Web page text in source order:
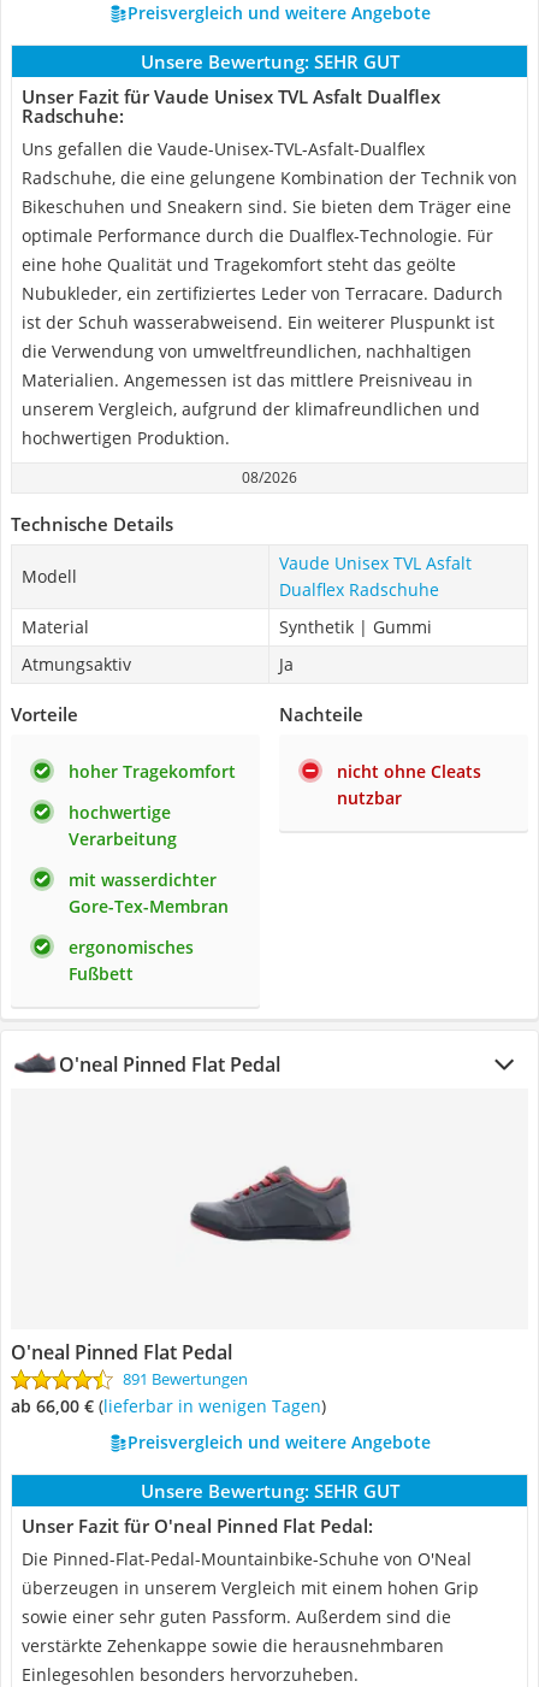
Preisvergleich und weitere Angebote
Unsere Bewertung: SEHR GUT
Unser Fazit für Vaude Unisex TVL Asfalt Dualflex
Radschuhe:
Uns gefallen die Vaude-Unisex-TVL-Asfalt-Dualflex
Radschuhe, die eine gelungene Kombination der Technik von
Bikeschuhen und Sneakern sind. Sie bieten dem Träger eine
optimale Performance durch die Dualflex-Technologie. Für
eine hohe Qualität und Tragekomfort steht das geölte
Nubukleder, ein zertifiziertes Leder von Terracare. Dadurch
ist der Schuh wasserabweisend. Ein weiterer Pluspunkt ist
die Verwendung von umweltfreundlichen, nachhaltigen
Materialien. Angemessen ist das mittlere Preisniveau in
unserem Vergleich, aufgrund der klimafreundlichen und
hochwertigen Produktion.
08/2026
Technische Details
Modell
Vaude Unisex TVL Asfalt
Dualflex Radschuhe
Material
Synthetik | Gummi
Atmungsaktiv
Ja
Vorteile
hoher Tragekomfort
hochwertige
Verarbeitung
mit wasserdichter
Gore-Tex-Membran
ergonomisches
Fußbett
Nachteile
nicht ohne Cleats
nutzbar
O'neal Pinned Flat Pedal
O'neal Pinned Flat Pedal
891 Bewertungen
ab 66,00 € ( Lieferbar in wenigen Tagen)
Preisvergleich und weitere Angebote
Unsere Bewertung: SEHR GUT
Unser Fazit für O'neal Pinned Flat Pedal:
Die Pinned-Flat-Pedal-Mountainbike-Schuhe von O'Neal
überzeugen in unserem Vergleich mit einem hohen Grip
sowie einer sehr guten Passform. Außerdem sind die
verstärkte Zehenkappe sowie die herausnehmbaren
Einlegesohlen besonders hervorzuheben.